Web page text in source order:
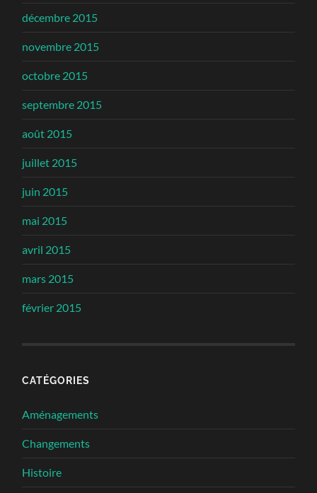
décembre 2015
novembre 2015
octobre 2015
septembre 2015
août 2015
juillet 2015
juin 2015
mai 2015
avril 2015
mars 2015
février 2015
CATÉGORIES
Aménagements
Changements
Histoire